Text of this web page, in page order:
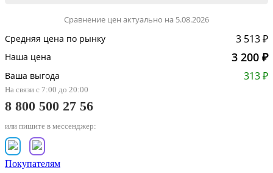
Сравнение цен актуально на 5.08.2026
Средняя цена по рынку 3 513 ₽
Наша цена 3 200 ₽
Ваша выгода 313 ₽
На связи с 7:00 до 20:00
8 800 500 27 56
или пишите в мессенджер:
Покупателям